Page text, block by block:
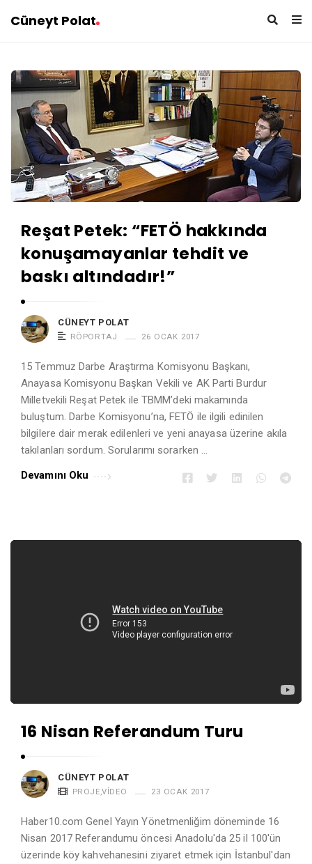
Cüneyt Polat
C
ü
n
y
Reşat Petek: “FETÖ hakkında
konuşamayanlar tehdit ve
baskı altındadır!”
CÜNEYT POLAT
RÖPORTAJ 26 OCAK 2017
15 Temmuz Darbe Araştırma Komisyonu Başkanı,
Anayasa Komisyonu Başkan Vekili ve AK Parti Burdur
Milletvekili Reşat Petek ile TBMM’deki makamında
buluştum. Darbe Komisyonu’na, FETÖ ile ilgili edinilen
bilgilere dair merak edilenleri ve yeni anayasa üzerine akıla
takılanları sordum. Sorularımı sorarken …
Devamını Oku
16 Nisan Referandum Turu
CÜNEYT POLAT
PROJE,VIDEO 23 OCAK 2017
Haber10.com Genel Yayın Yönetmenliğim döneminde 16
Nisan 2017 Referandumu öncesi Anadolu'da 25 il 100'ün
üzerinde köy kahvehanesini ziyaret etmek için İstanbul'dan